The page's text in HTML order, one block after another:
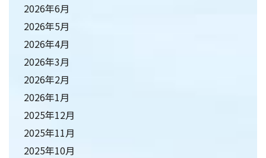
2026年6月
2026年5月
2026年4月
2026年3月
2026年2月
2026年1月
2025年12月
2025年11月
2025年10月